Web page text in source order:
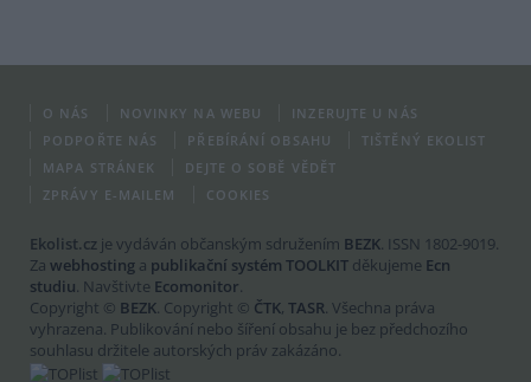
O NÁS NOVINKY NA WEBU
INZERUJTE U NÁS
PODPOŘTE NÁS
PŘEBÍRÁNÍ OBSAHU
TIŠTĚNÝ EKOLIST
MAPA STRÁNEK
DEJTE O SOBĚ VĚDĚT
ZPRÁVY E-MAILEM
COOKIES
Ekolist.cz je vydáván občanským sdružením BEZK. ISSN 1802-9019.
Za webhosting a publikační systém TOOLKIT děkujeme Ecn
studiu. Navštivte Ecomonitor.
Copyright © BEZK. Copyright © ČTK, TASR. Všechna práva
vyhrazena. Publikování nebo šíření obsahu je bez předchozího
souhlasu držitele autorských práv zakázáno.